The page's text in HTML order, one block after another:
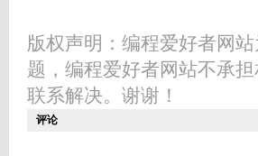
版权声明：编程爱好者网
题，编程爱好者网站不承
联系解决。谢谢！
评论